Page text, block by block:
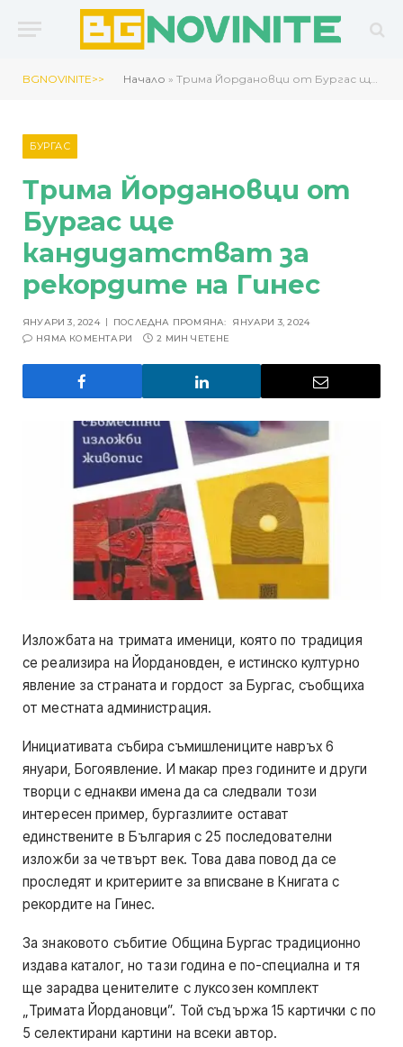
BGNOVINITE>> Начало » Трима Йордановци от Бургас ще кандидатстват за рекордите на Гинес
БУРГАС
Трима Йордановци от
Бургас ще
кандидатстват за
рекордите на Гинес
ЯНУАРИ 3, 2024 ПОСЛЕДНА ПРОМЯНА:
ЯНУАРИ 3, 2024
НЯМА КОМЕНТАРИ
2 МИН ЧЕТЕНЕ
Изложбата на тримата именици, която по традиция
се реализира на Йордановден, е истинско културно
явление за страната и гордост за Бургас, съобщиха
от местната администрация.
Инициативата събира съмишлениците навръх 6
януари, Богоявление. И макар през годините и други
творци с еднакви имена да са следвали този
интересен пример, бургазлиите остават
единствените в България с 25 последователни
изложби за четвърт век. Това дава повод да се
проследят и критериите за вписване в Книгата с
рекордите на Гинес.
За знаковото събитие Община Бургас традиционно
издава каталог, но тази година е по-специална и тя
ще зарадва ценителите с луксозен комплект
„Тримата Йордановци”. Той съдържа 15 картички с по
5 селектирани картини на всеки автор.